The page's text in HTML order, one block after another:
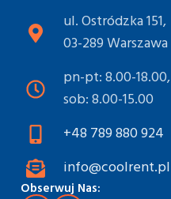
ul. Ostródzka 151,
03-289 Warszawa
pn-pt: 8.00-18.00,
sob: 8.00-15.00
+48 789 880 924
info@coolrent.pl
Obserwuj Nas: